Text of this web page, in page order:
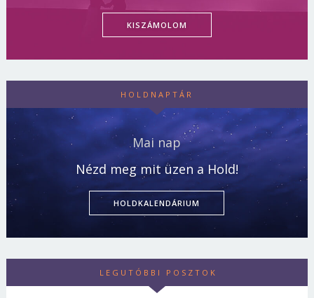
KISZÁMOLOM
HOLDNAPTÁR
Mai nap
Nézd meg mit üzen a Hold!
HOLDKALENDÁRIUM
LEGUTÓBBI POSZTOK